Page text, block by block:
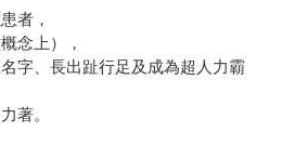
者，
念上），
字、長出趾行足及成為超人力霸
著。